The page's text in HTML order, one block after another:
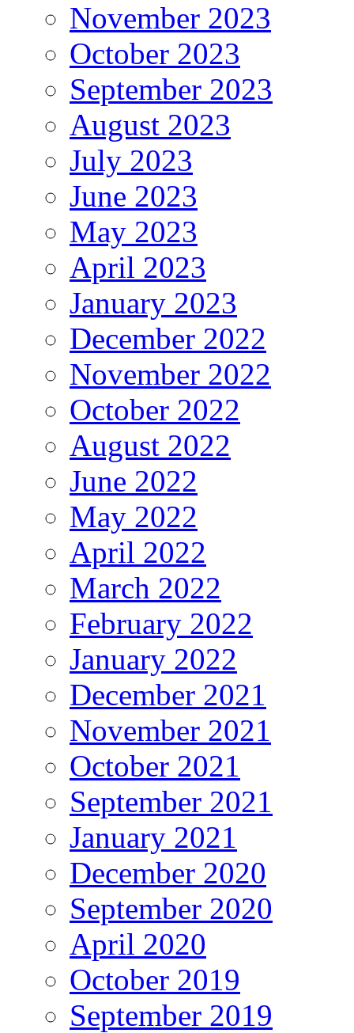
November 2023
October 2023
September 2023
August 2023
July 2023
June 2023
May 2023
April 2023
January 2023
December 2022
November 2022
October 2022
August 2022
June 2022
May 2022
April 2022
March 2022
February 2022
January 2022
December 2021
November 2021
October 2021
September 2021
January 2021
December 2020
September 2020
April 2020
October 2019
September 2019